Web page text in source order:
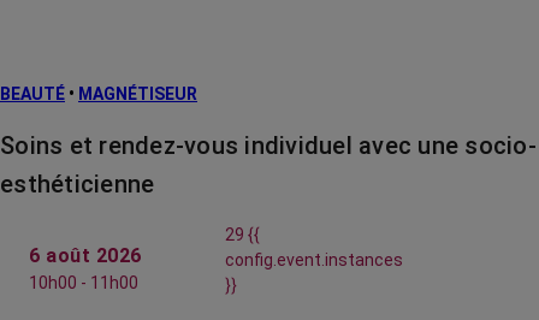
BEAUTÉ • MAGNÉTISEUR
Soins et rendez-vous individuel avec une socio-
esthéticienne
6 août 2026
10h00 - 11h00
29 {{
config.event.instances
}}